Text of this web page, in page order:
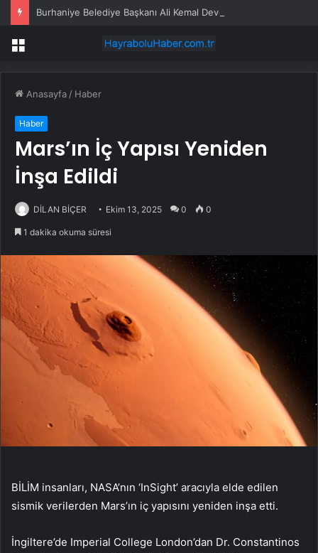
Menü
Anasayfa / Haber
Haber
Mars’ın İç Yapısı Yeniden
İnşa Edildi
DİLAN BİÇER Ekim 13, 2025 0 0
1 dakika okuma süresi
BİLİM insanları, NASA’nın ‘InSight’ aracıyla elde edilen
sismik verilerden Mars’ın iç yapısını yeniden inşa etti.
İngiltere’de Imperial College London’dan Dr. Constantinos